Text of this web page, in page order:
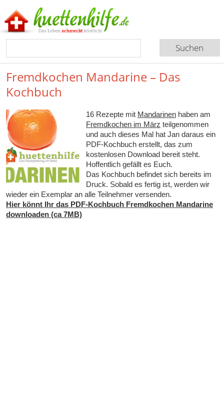
Fremdkochen Mandarine – Das
Kochbuch
16 Rezepte mit Mandarinen haben am
Fremdkochen im März teilgenommen
und auch dieses Mal hat Jan daraus ein
PDF-Kochbuch erstellt, das zum
kostenlosen Download bereit steht.
Hoffentlich gefällt es Euch.
Das Kochbuch befindet sich bereits im
Druck. Sobald es fertig ist, werden wir
wieder ein Exemplar an alle Teilnehmer versenden.
Hier könnt Ihr das PDF-Kochbuch Fremdkochen Mandarine
downloaden (ca 7MB)